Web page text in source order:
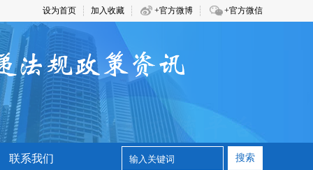
+官方微信
+官方微博
加入收藏
设为首页
联系我们 搜索